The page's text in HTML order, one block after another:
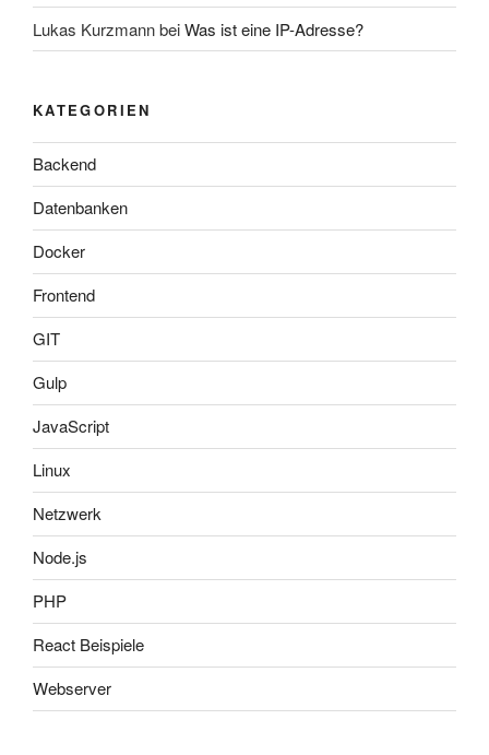
Lukas KurzmannbeiWas ist eine IP-Adresse?
KATEGORIEN
Backend
Datenbanken
Docker
Frontend
GIT
Gulp
JavaScript
Linux
Netzwerk
Node.js
PHP
React Beispiele
Webserver